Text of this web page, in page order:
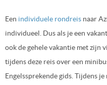
Een individuele rondreis naar
individueel. Dus als je een
ook de gehele vakantie met zijn
tijdens deze reis over een
Engelssprekende gids. Tijdens